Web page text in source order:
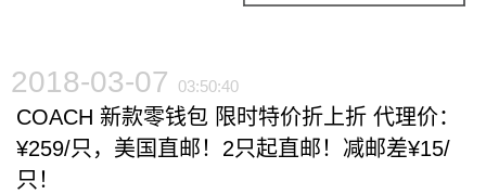
2018-03-07 03:50:40
COACH 新款零钱包 限时特价折上折 代理价：
¥259/只，美国直邮！2只起直邮！减邮差¥15/
只！